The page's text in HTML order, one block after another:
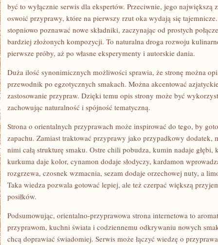
być to wyłącznie serwis dla ekspertów. Przeciwnie, jego największą
oswoić przyprawy, które na pierwszy rzut oka wydają się
stopniowo poznawać nowe składniki, zaczynając od prostych
bardziej złożonych kompozycji. To naturalna droga rozwoju
pierwsze próby, aż po własne eksperymenty i autorskie dania.
Duża ilość synonimicznych możliwości sprawia, że stronę można
przewodnik po egzotycznych smakach. Można akcentować
zastosowanie przypraw. Dzięki temu opis strony może być
zachowując naturalność i spójność tematyczną.
Strona o orientalnych przyprawach może inspirować do tego, by
zapachu. Zamiast traktować przyprawy jako przypadkowy dodatek,
nimi całą strukturę smaku. Ostre chili pobudza, kumin nadaje głębi,
kurkuma daje kolor, cynamon dodaje słodyczy, kardamon
rozgrzewa, czosnek wzmacnia, sezam dodaje orzechowej nuty, a
Taka wiedza pozwala gotować lepiej, ale też czerpać większą
posiłków.
Podsumowując, orientalno-przyprawowa strona internetowa to
przyprawom, kuchni świata i codziennemu odkrywaniu nowych
chcą doprawiać świadomiej. Serwis może łączyć wiedzę o